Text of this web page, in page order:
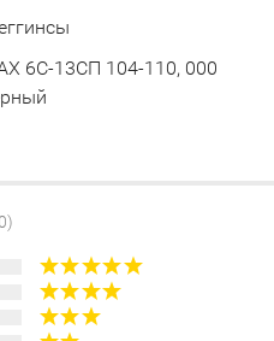
6С-13СП 104-110, 000